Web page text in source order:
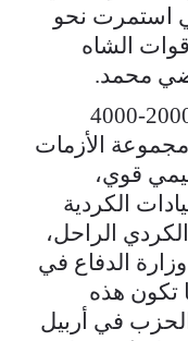
استمرت نحو
الشاه
محمد.
يُقدَّر عدد مقاتلي الحزب بنحو 2000-4000
الأزمات
قوي،
الكردية
الراحل،
الدفاع في
تكون هذه
الحزب في أربيل